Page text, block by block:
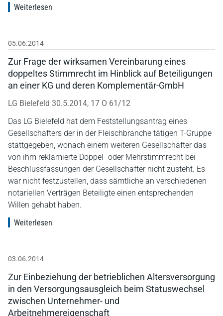
Weiterlesen
05.06.2014
Zur Frage der wirksamen Vereinbarung eines
doppeltes Stimmrecht im Hinblick auf Beteiligungen
an einer KG und deren Komplementär-GmbH
LG Bielefeld 30.5.2014, 17 O 61/12
Das LG Bielefeld hat dem Feststellungsantrag eines
Gesellschafters der in der Fleischbranche tätigen T-Gruppe
stattgegeben, wonach einem weiteren Gesellschafter das
von ihm reklamierte Doppel- oder Mehrstimmrecht bei
Beschlussfassungen der Gesellschafter nicht zusteht. Es
war nicht festzustellen, dass sämtliche an verschiedenen
notariellen Verträgen Beteiligte einen entsprechenden
Willen gehabt haben.
Weiterlesen
03.06.2014
Zur Einbeziehung der betrieblichen Altersversorgung
in den Versorgungsausgleich beim Statuswechsel
zwischen Unternehmer- und
Arbeitnehmereigenschaft